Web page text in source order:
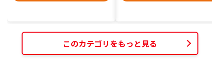
このカテゴリをもっと見る